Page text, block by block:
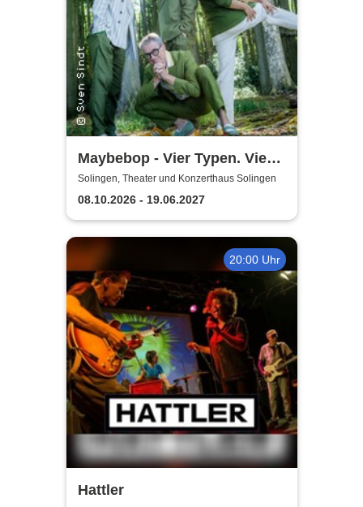
Maybebop - Vier Typen. Vier
Mikrofone. Sonst nichts.
Solingen, Theater und Konzerthaus Solingen
08.10.2026 - 19.06.2027
20:00 Uhr
Hattler